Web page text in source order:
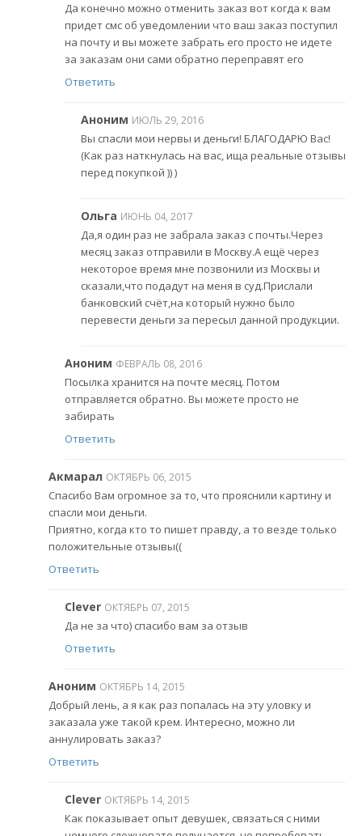
Да конечно можно отменить заказ вот когда к вам
придет смс об уведомлении что ваш заказ поступил
на почту и вы можете забрать его просто не идете
за заказам они сами обратно переправят его
Ответить
Аноним ИЮЛЬ 29, 2016
Вы спасли мои нервы и деньги! БЛАГОДАРЮ Вас!
(Как раз наткнулась на вас, ища реальные отзывы
перед покупкой )) )
Ольга ИЮНЬ 04, 2017
Да,я один раз не забрала заказ с почты.Через
месяц заказ отправили в Москву.А ещё через
некоторое время мне позвонили из Москвы и
сказали,что подадут на меня в суд.Прислали
банковский счёт,на который нужно было
перевести деньги за пересыл данной продукции.
Аноним ФЕВРАЛЬ 08, 2016
Посылка хранится на почте месяц. Потом
отправляется обратно. Вы можете просто не
забирать
Ответить
Акмарал ОКТЯБРЬ 06, 2015
Спасибо Вам огромное за то, что прояснили картину и
спасли мои деньги.
Приятно, когда кто то пишет правду, а то везде только
положительные отзывы((
Ответить
Clever ОКТЯБРЬ 07, 2015
Да не за что) спасибо вам за отзыв
Ответить
Аноним ОКТЯБРЬ 14, 2015
Добрый лень, а я как раз попалась на эту уловку и
заказала уже такой крем. Интересно, можно ли
аннулировать заказ?
Ответить
Clever ОКТЯБРЬ 14, 2015
Как показывает опыт девушек, связаться с ними